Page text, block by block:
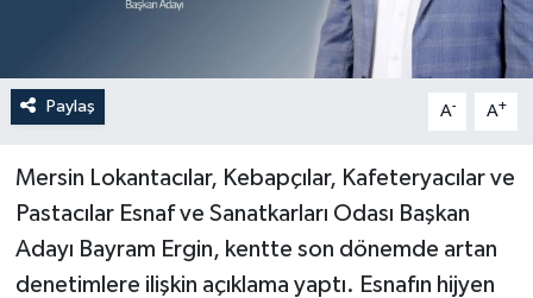
Paylaş A- A+
Mersin Lokantacılar, Kebapçılar, Kafeteryacılar ve
Pastacılar Esnaf ve Sanatkarları Odası Başkan
Adayı Bayram Ergin, kentte son dönemde artan
denetimlere ilişkin açıklama yaptı. Esnafın hijyen